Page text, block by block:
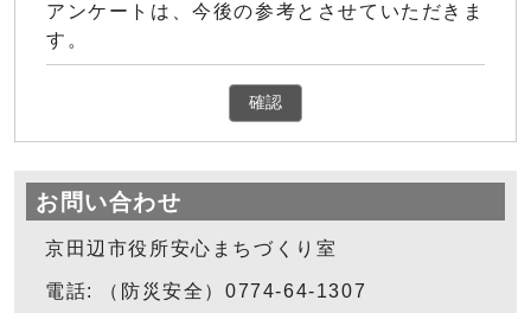
アンケートは、今後の参考とさせていただきま
す。
確認
お問い合わせ
京田辺市役所安心まちづくり室
電話: （防災安全）0774-64-1307